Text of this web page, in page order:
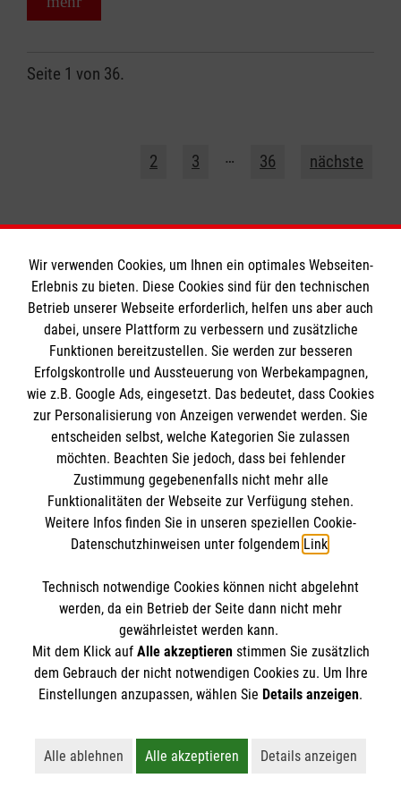
Seite 1 von 36.
2 3 … 36 nächste
Informationen
Impressum
Datenschutz
Barrierefreiheit
Kontakt
Die Malteser
Malteser in Deutschland
Malteserorden
Sharepoint
Spendenkonto
IBAN: DE90 6005 0101 0001 2706 88
BIC: SOLADEST600
So finden Sie uns
Zum Degenhardt 23
88662 Überlingen
Der Malteser Hilfsdienst e.V. ist als eingetragene
Gewerbesteuer befreit.
Wir verwenden Cookies, um Ihnen ein optimales Webseiten-
Erlebnis zu bieten. Diese Cookies sind für den technischen
Betrieb unserer Webseite erforderlich, helfen uns aber auch
dabei, unsere Plattform zu verbessern und zusätzliche
Funktionen bereitzustellen. Sie werden zur besseren
Erfolgskontrolle und Aussteuerung von Werbekampagnen,
wie z.B. Google Ads, eingesetzt. Das bedeutet, dass Cookies
zur Personalisierung von Anzeigen verwendet werden. Sie
entscheiden selbst, welche Kategorien Sie zulassen
möchten. Beachten Sie jedoch, dass bei fehlender
Zustimmung gegebenenfalls nicht mehr alle
Funktionalitäten der Webseite zur Verfügung stehen.
Weitere Infos finden Sie in unseren speziellen Cookie-
Datenschutzhinweisen unter folgendem Link.
Technisch notwendige Cookies können nicht abgelehnt
werden, da ein Betrieb der Seite dann nicht mehr
gewährleistet werden kann.
Mit dem Klick auf Alle akzeptierenstimmen Sie zusätzlich
dem Gebrauch der nicht notwendigen Cookies zu. Um Ihre
Einstellungen anzupassen, wählen Sie Details anzeigen.
Alle ablehnen
Lehnt alle nicht-essentiellen Cookies ab
Alle akzeptieren
Akzeptiert alle Cookies
Details anzeigen